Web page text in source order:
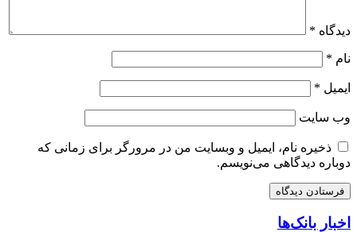
دیدگاه *
نام *
ایمیل *
وب‌ سایت
ذخیره نام، ایمیل و وبسایت من در مرورگر برای زمانی که
دوباره دیدگاهی می‌نویسم.
اخبار بانک‌ها